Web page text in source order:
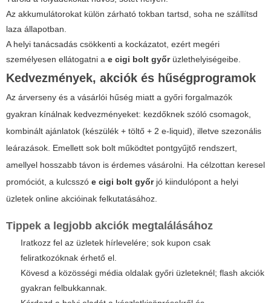
Az akkumulátorokat külön zárható tokban tartsd, soha ne szállítsd
laza állapotban.
A helyi tanácsadás csökkenti a kockázatot, ezért megéri
személyesen ellátogatni a e cigi bolt győrüzlethelyiségeibe.
Kedvezmények, akciók és hűségprogramok
Az árverseny és a vásárlói hűség miatt a győri forgalmazók
gyakran kínálnak kedvezményeket: kezdőknek szóló csomagok,
kombinált ajánlatok (készülék + töltő + 2 e-liquid), illetve szezonális
leárazások. Emellett sok bolt működtet pontgyűjtő rendszert,
amellyel hosszabb távon is érdemes vásárolni. Ha célzottan keresel
promóciót, a kulcsszó e cigi bolt győrjó kiindulópont a helyi
üzletek online akcióinak felkutatásához.
Tippek a legjobb akciók megtalálásához
Iratkozz fel az üzletek hírlevelére; sok kupon csak
feliratkozóknak érhető el.
Kövesd a közösségi média oldalak győri üzleteknél; flash akciók
gyakran felbukkannak.